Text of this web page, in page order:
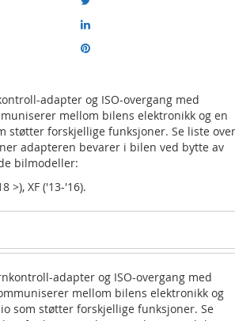
adapter og ISO-overgang med
mellom bilens elektronikk og en
støtter forskjellige funksjoner. Se liste over
adapteren bevarer i bilen ved bytte av
bilmodeller:
>), XF ('13-'16).
adapter og ISO-overgang med
mellom bilens elektronikk og
som støtter forskjellige funksjoner. Se